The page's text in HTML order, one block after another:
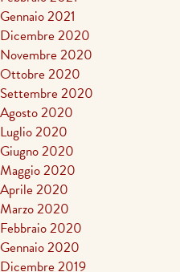
Gennaio 2021
Dicembre 2020
Novembre 2020
Ottobre 2020
Settembre 2020
Agosto 2020
Luglio 2020
Giugno 2020
Maggio 2020
Aprile 2020
Marzo 2020
Febbraio 2020
Gennaio 2020
Dicembre 2019